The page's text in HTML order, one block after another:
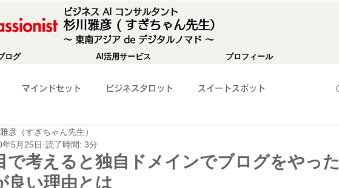
ビジネス AI コンサルタント
杉川雅彦 ( すぎちゃん先生）
〜 東南アジア de デジタルノマド 〜
ログ AI活用サービス プロフィール
マインドセット ビジネスタロット スイートスポット
則 海外移住
客 ガジェット紹介
で考えると独自ドメインでブログをやった
良い理由とは
彦（すぎちゃん先生）
年5月25日 読了時間: 3分